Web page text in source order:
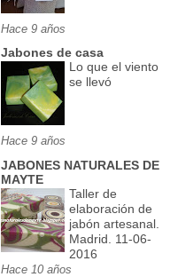
Hace 9 años
Jabones de casa
Lo que el viento
se llevó
Hace 9 años
JABONES NATURALES DE
MAYTE
Taller de
elaboración de
jabón artesanal.
Madrid. 11-06-
2016
Hace 10 años